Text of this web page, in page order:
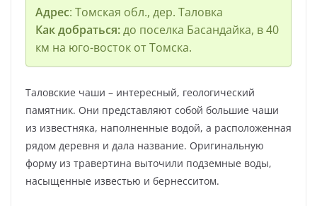
Адрес: Томская обл., дер. Таловка
Как добраться:до поселка Басандайка, в 40
км на юго-восток от Томска.
Таловские чаши – интересный, геологический
памятник. Они представляют собой большие чаши
из известняка, наполненные водой, а расположенная
рядом деревня и дала название. Оригинальную
форму из травертина выточили подземные воды,
насыщенные известью и бернесситом.